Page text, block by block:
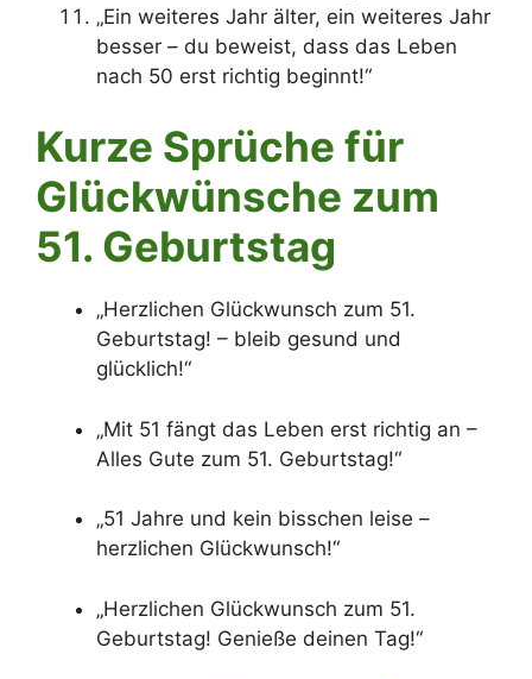
„Ein weiteres Jahr älter, ein weiteres Jahr
besser – du beweist, dass das Leben
nach 50 erst richtig beginnt!“
Kurze Sprüche für
Glückwünsche zum
51. Geburtstag
„Herzlichen Glückwunsch zum 51.
Geburtstag! – bleib gesund und
glücklich!“
„Mit 51 fängt das Leben erst richtig an –
Alles Gute zum 51. Geburtstag!“
„51 Jahre und kein bisschen leise –
herzlichen Glückwunsch!“
„Herzlichen Glückwunsch zum 51.
Geburtstag! Genieße deinen Tag!“